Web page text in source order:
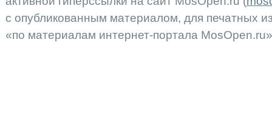
с опубликованным материалом, для печатных
«по материалам интернет-портала